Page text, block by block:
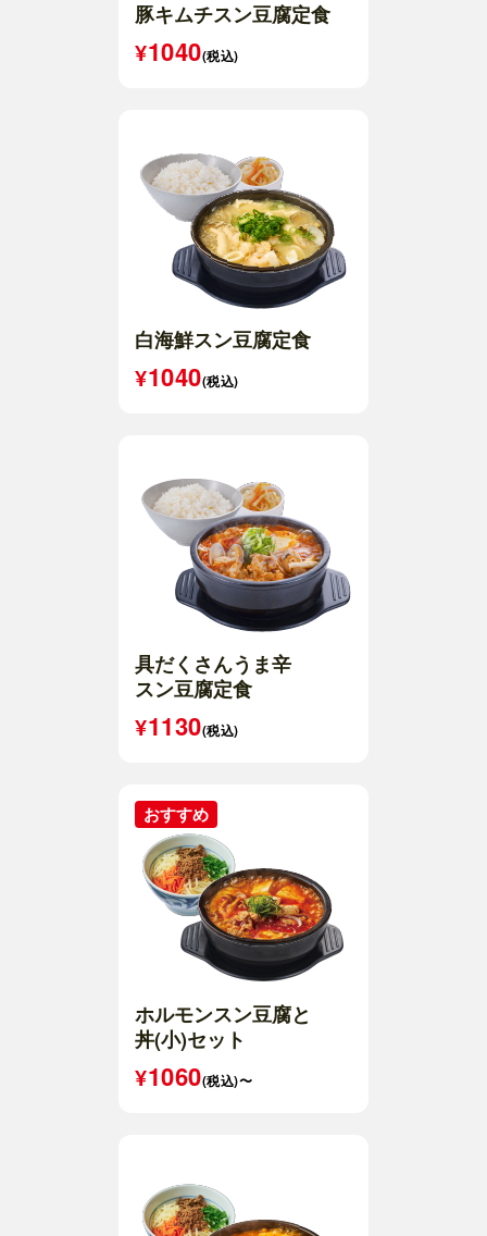
豚キムチスン豆腐定食
1040(税込)
白海鮮スン豆腐定食
1040(税込)
具だくさんうま辛
スン豆腐定食
1130(税込)
ホルモンスン豆腐と
丼(小)セット
1060(税込)〜